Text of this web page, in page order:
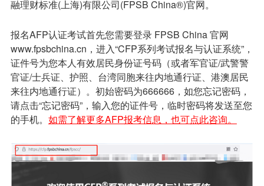
融理财标准(上海)有限公司(FPSB China®)官网。
报名AFP认证考试首先您需要登录 FPSB China 官网
www.fpsbchina.cn，进入“CFP系列考试报名与认证系统”，
证件号为您本人有效居民身份证号码（或者军官证/武警警
官证/士兵证、护照、台湾同胞来往内地通行证、港澳居民
来往内地通行证）。初始密码为666666，如您忘记密码，
请点击“忘记密码”，输入您的证件号，临时密码将发送至您
的手机。 如需了解更多AFP报考信息，也可点此咨询。